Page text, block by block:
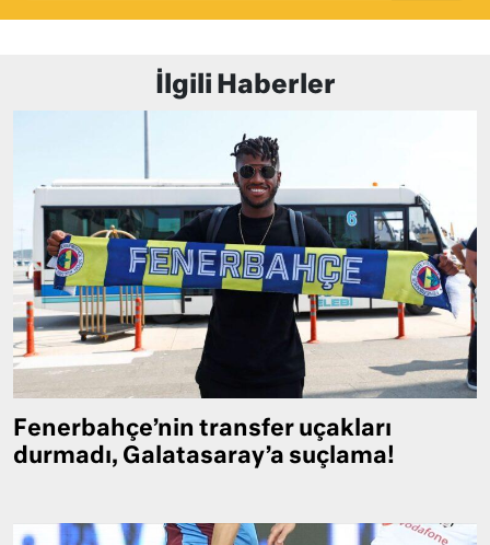
İlgili Haberler
Fenerbahçe’nin transfer uçakları
durmadı, Galatasaray’a suçlama!